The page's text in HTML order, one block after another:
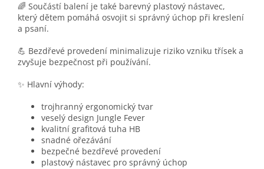
🌈 Součástí balení je také barevný plastový nástavec,
který dětem pomáhá osvojit si správný úchop při kreslení
a psaní.
💪 Bezdřevé provedení minimalizuje riziko vzniku třísek a
zvyšuje bezpečnost při používání.
✨ Hlavní výhody:
trojhranný ergonomický tvar
veselý design Jungle Fever
kvalitní grafitová tuha HB
snadné ořezávání
bezpečné bezdřevé provedení
plastový nástavec pro správný úchop